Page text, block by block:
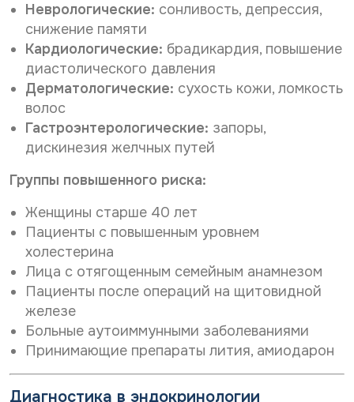
Неврологические: сонливость, депрессия,
снижение памяти
Кардиологические: брадикардия, повышение
диастолического давления
Дерматологические: сухость кожи, ломкость
волос
Гастроэнтерологические: запоры,
дискинезия желчных путей
Группы повышенного риска:
Женщины старше 40 лет
Пациенты с повышенным уровнем
холестерина
Лица с отягощенным семейным анамнезом
Пациенты после операций на щитовидной
железе
Больные аутоиммунными заболеваниями
Принимающие препараты лития, амиодарон
Диагностика в эндокринологии